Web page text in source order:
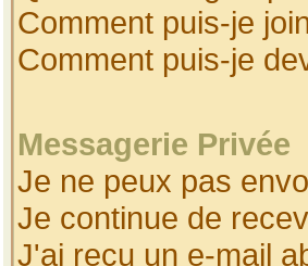
Comment puis-je
Comment puis-je
Messagerie Privée
Je ne peux pas
Je continue de
J'ai reçu un e-mail